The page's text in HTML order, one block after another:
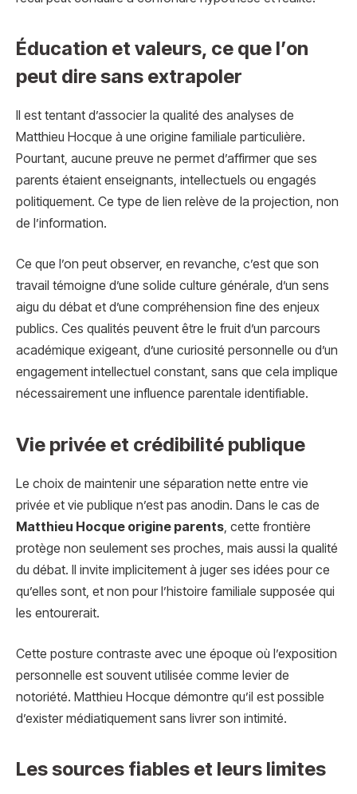
Éducation et valeurs, ce que l’on
peut dire sans extrapoler
Il est tentant d’associer la qualité des analyses de
Matthieu Hocque à une origine familiale particulière.
Pourtant, aucune preuve ne permet d’affirmer que ses
parents étaient enseignants, intellectuels ou engagés
politiquement. Ce type de lien relève de la projection, non
de l’information.
Ce que l’on peut observer, en revanche, c’est que son
travail témoigne d’une solide culture générale, d’un sens
aigu du débat et d’une compréhension fine des enjeux
publics. Ces qualités peuvent être le fruit d’un parcours
académique exigeant, d’une curiosité personnelle ou d’un
engagement intellectuel constant, sans que cela implique
nécessairement une influence parentale identifiable.
Vie privée et crédibilité publique
Le choix de maintenir une séparation nette entre vie
privée et vie publique n’est pas anodin. Dans le cas de
Matthieu Hocque origine parents , cette frontière
protège non seulement ses proches, mais aussi la qualité
du débat. Il invite implicitement à juger ses idées pour ce
qu’elles sont, et non pour l’histoire familiale supposée qui
les entourerait.
Cette posture contraste avec une époque où l’exposition
personnelle est souvent utilisée comme levier de
notoriété. Matthieu Hocque démontre qu’il est possible
d’exister médiatiquement sans livrer son intimité.
Les sources fiables et leurs limites